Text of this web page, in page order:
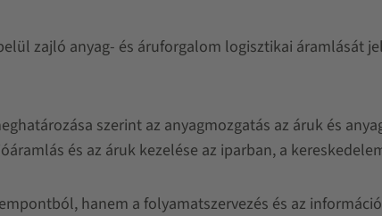
zajló anyag- és áruforgalom logisztikai áramlását
szerint az anyagmozgatás az áruk és
és az áruk kezelése az iparban, a
hanem a folyamatszervezés és az